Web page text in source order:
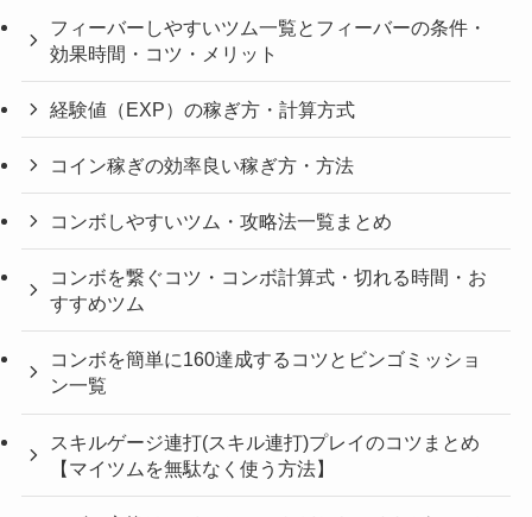
フィーバーしやすいツム一覧とフィーバーの条件・
効果時間・コツ・メリット
経験値（EXP）の稼ぎ方・計算方式
コイン稼ぎの効率良い稼ぎ方・方法
コンボしやすいツム・攻略法一覧まとめ
コンボを繋ぐコツ・コンボ計算式・切れる時間・お
すすめツム
コンボを簡単に160達成するコツとビンゴミッショ
ン一覧
スキルゲージ連打(スキル連打)プレイのコツまとめ
【マイツムを無駄なく使う方法】